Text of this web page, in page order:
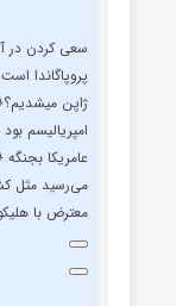
سعی کردن در
پروپاگاندا
ژاپن
امپریالیسم
عامریکا
معترض با